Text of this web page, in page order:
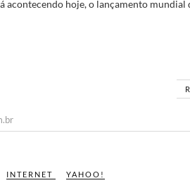
acontecendo hoje, o lançamento
INTERNET YAHOO!